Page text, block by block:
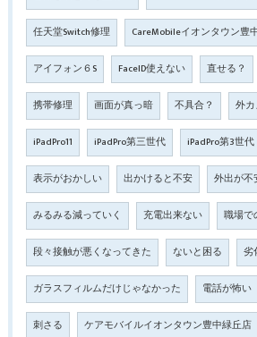
任天堂Switch修理 CareMobileイオンタウン豊
アイフォン６S FaceID使えない 直せる？
携帯修理 画面が真っ暗 不具合？ 外カ
iPadPro11 iPadPro第三世代 iPadPro第3世代
表示がおかしい 出かけると不安 外出が不
みるみる減っていく 充電出来ない 職場で
段々接触が悪くなってきた ないと困る 劣
ガラスフィルムだけじゃなかった 電話が怖い
刺さる ケアモバイルイオンタウン豊中緑丘店